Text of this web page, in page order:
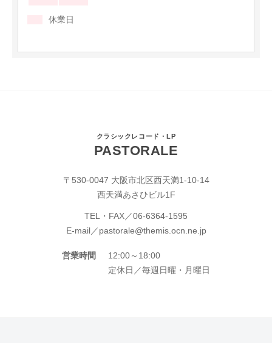
休業日
クラシックレコード・LP
PASTORALE
〒530-0047 大阪市北区西天満1-10-14
西天満あさひビル1F
TEL・FAX／06-6364-1595
E-mail／ pastorale@themis.ocn.ne.jp
営業時間
12:00～18:00
定休日／毎週日曜・月曜日